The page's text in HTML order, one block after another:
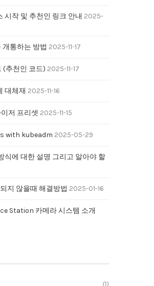
시작 및 추천인 링크 안내 2025-
통하는 방법 2025-11-17
(추천인 코드) 2025-11-17
대체재 2025-11-16
저 프리셋 2025-11-15
with kubeadm 2025-05-29
식에 대한 설명 그리고 알아야 할
지 않을때 해결방법 2025-01-16
Station 카메라 시스템 소개
(1)